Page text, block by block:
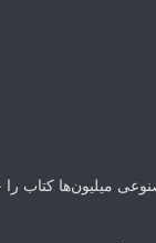
میلیون‌ها کتاب را